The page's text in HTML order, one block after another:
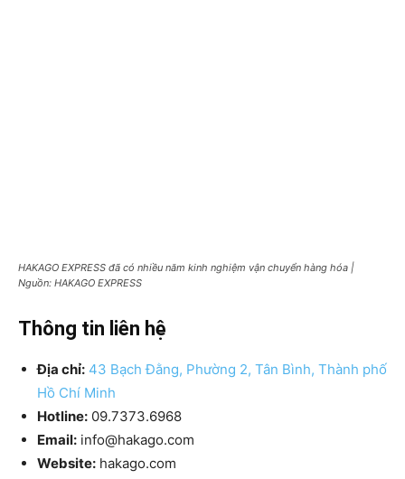
HAKAGO EXPRESS đã có nhiều năm kinh nghiệm vận chuyển hàng hóa |
Nguồn: HAKAGO EXPRESS
Thông tin liên hệ
Địa chỉ: 43 Bạch Đằng, Phường 2, Tân Bình, Thành phố
Hồ Chí Minh
Hotline: 09.7373.6968
Email: info@hakago.com
Website: hakago.com